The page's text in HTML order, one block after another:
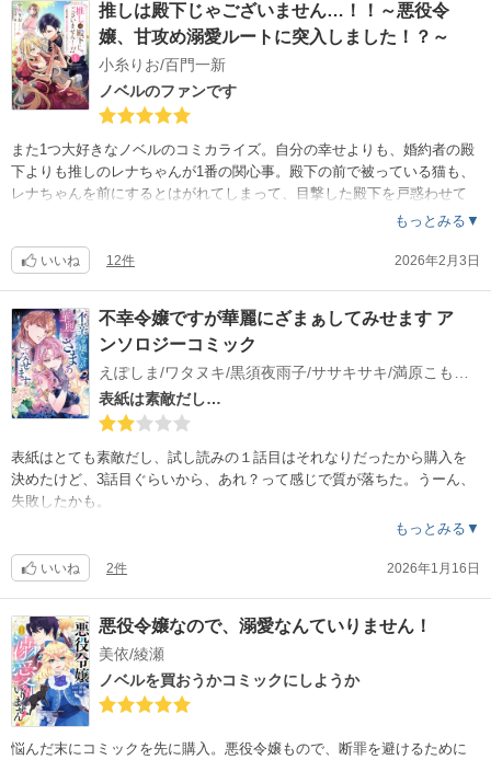
推しは殿下じゃございません…！！～悪役令
嬢、甘攻め溺愛ルートに突入しました！？～
小糸りお/百門一新
ノベルのファンです
また1つ大好きなノベルのコミカライズ。自分の幸せよりも、婚約者の殿
下よりも推しのレナちゃんが1番の関心事。殿下の前で被っている猫も、
レナちゃんを前にするとはがれてしまって、目撃した殿下を戸惑わせて
しまう。それがかえって殿下の興味を引くことになって溺愛ルートに突
もっとみる▼
いいね 12件 2026年2月3日
不幸令嬢ですが華麗にざまぁしてみせます ア
ンソロジーコミック
えぽしま/ワタヌキ/黒須夜雨子/ササキサキ/満原こもじ/湊月/杓子ねこ/こまる/清水寺子/なかやかな/三香
表紙は素敵だし…
表紙はとても素敵だし、試し読みの１話目はそれなりだったから購入を
決めたけど、3話目ぐらいから、あれ？って感じで質が落ちた。うーん、
失敗したかも。
もっとみる▼
いいね 2件 2026年1月16日
悪役令嬢なので、溺愛なんていりません！
美依/綾瀬
ノベルを買おうかコミックにしようか
悩んだ末にコミックを先に購入。悪役令嬢もので、断罪を避けるために